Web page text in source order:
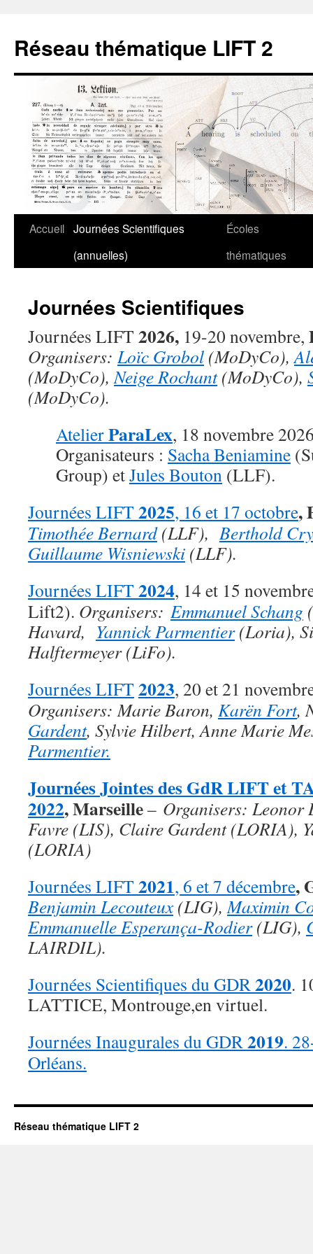
contenu
Réseau thématique LIFT 2
Accueil Journées Scientifiques
(annuelles)
Écoles
thématiques
Journées Scientifiques
Journées LIFT 2026, 19-20 novembre,
Organisers:Loïc Grobol (MoDyCo),
(MoDyCo),Neige Rochant(MoDyCo),
(MoDyCo).
AtelierParaLex, 18 novembre
Organisateurs : Sacha Beniamine
Group) etJules Bouton (LLF).
Journées LIFT 2025, 16 et 17 octobre,
Timothée Bernard(LLF),Berthold
Guillaume Wisniewski (LLF).
Journées LIFT 2024, 14 et 15
Lift2). Organisers: Emmanuel Schang
Havard, Yannick Parmentier(Loria),
Halftermeyer (LiFo).
Journées LIFT 2023, 20 et 21
Organisers: Marie Baron, Karën Fort,
Gardent, Sylvie Hilbert, Anne Marie
Parmentier.
Journées Jointes des GdR LIFT et
2022,Marseille– Organisers: Leonor
Favre (LIS), Claire Gardent (LORIA),
(LORIA)
Journées LIFT 2021, 6 et 7 décembre,
Benjamin Lecouteux(LIG),Maximin
Emmanuelle Esperança-Rodier(LIG),
LAIRDIL).
Journées Scientifiques du GDR2020.
LATTICE, Montrouge,en virtuel.
Journées Inaugurales du GDR2019.
Orléans.
Réseau thématique LIFT 2